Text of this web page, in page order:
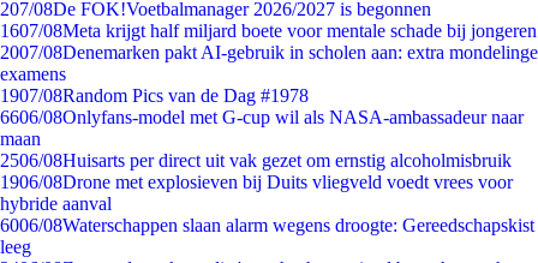
207/08De FOK!Voetbalmanager 2026/2027 is begonnen
1607/08Meta krijgt half miljard boete voor mentale schade bij jongeren
2007/08Denemarken pakt AI-gebruik in scholen aan: extra mondelinge
examens
1907/08Random Pics van de Dag #1978
6606/08Onlyfans-model met G-cup wil als NASA-ambassadeur naar
maan
2506/08Huisarts per direct uit vak gezet om ernstig alcoholmisbruik
1906/08Drone met explosieven bij Duits vliegveld voedt vrees voor
hybride aanval
6006/08Waterschappen slaan alarm wegens droogte: Gereedschapskist
leeg